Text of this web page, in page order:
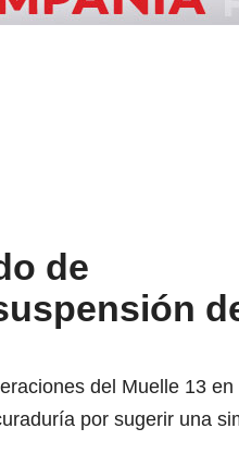
de
del Muelle 13
por sugerir una